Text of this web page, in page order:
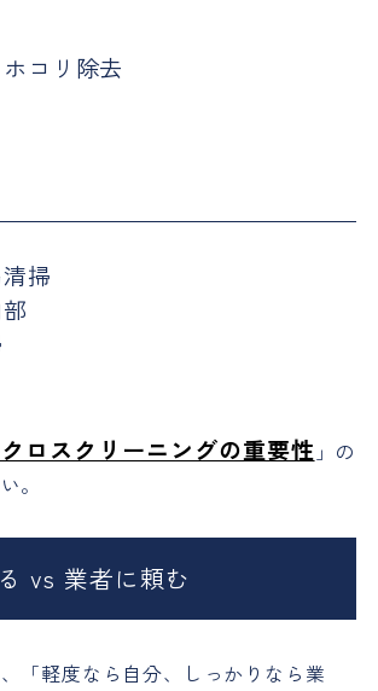
コリ除去
掃
ロスクリーニングの重要性 」の
。
vs 業者に頼む
「軽度なら自分、しっかりなら業